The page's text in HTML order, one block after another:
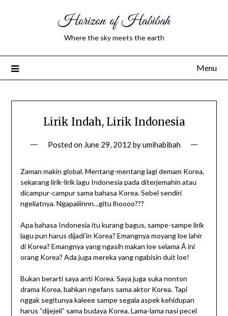
Horizon of Habibah
Where the sky meets the earth
Menu
Lirik Indah, Lirik Indonesia
Posted on June 29, 2012 byumihabibah
Zaman makin global. Mentang-mentang lagi demam Korea,
sekarang lirik-lirik lagu Indonesia pada diterjemahin atau
dicampur-campur sama bahasa Korea. Sebel sendiri
ngeliatnya. Ngapaiiinnn…gitu lhoooo???
Apa bahasa Indonesia itu kurang bagus, sampe-sampe lirik
lagu pun harus dijadi’in Korea? Emangnya moyang loe lahir
di Korea? Emangnya yang ngasih makan loe selama Â ini
orang Korea? Ada juga mereka yang ngabisin duit loe!
Bukan berarti saya anti Korea. Saya juga suka nonton
drama Korea, bahkan ngefans sama aktor Korea. Tapi
nggak segitunya kaleee sampe segala aspek kehidupan
harus “dijejeli” sama budaya Korea. Lama-lama nasi pecel